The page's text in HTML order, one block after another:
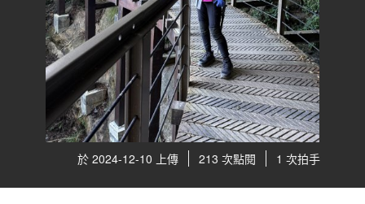
於 2024-12-10 上傳 213 次點閱 1 次拍手